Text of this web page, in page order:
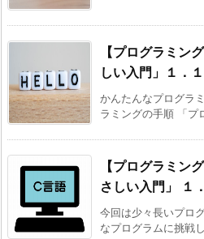
【プログラミン
しい入門」 １．
かんたんなプログラ
ラミングの手順 「プ
【プログラミ
さしい入門」
１
今回は少々長いプロ
なプログラムに挑戦